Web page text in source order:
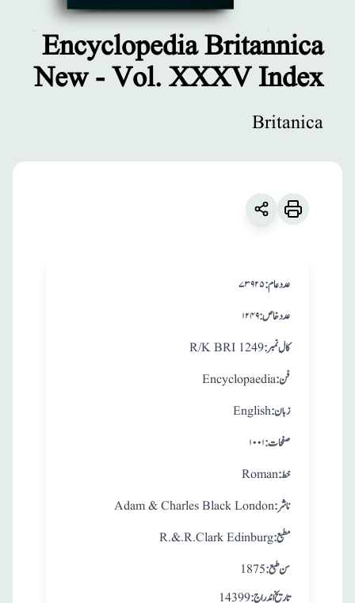
مطبوعات
- Vol. XXXV
Encyclopedia Britannica
New - Vol. XXXV Index
Britanica
۷۳۹۲۵:عدد عام
۱۲۴۹:عدد خاص
R/K BRI 1249:کال نمبر
Encyclopaedia :فن
English:زبان
۱۰۰۱ :صفحات
Roman:خط
Adam & Charles Black London :ناشر
R.&.R.Clark Edinburg:مطبع
1875 : سن طبع
14399: تاريخ اندراج